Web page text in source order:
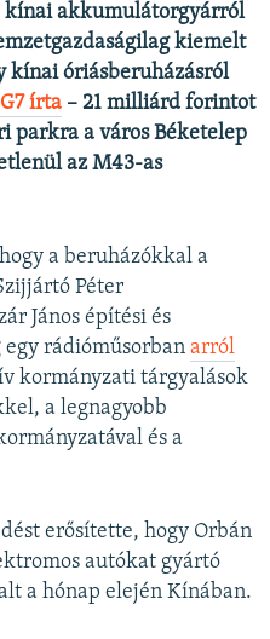
kínai akkumulátorgyárról
kiemelt
kínai óriásberuházásról
írta – 21 milliárd forintot
parkra a város Béketelep
az M43-as
a beruházókkal a
Péter
János építési és
rádióműsorban arról
kormányzati tárgyalások
a legnagyobb
és a
erősítette, hogy Orbán
autókat gyártó
a hónap elején Kínában.